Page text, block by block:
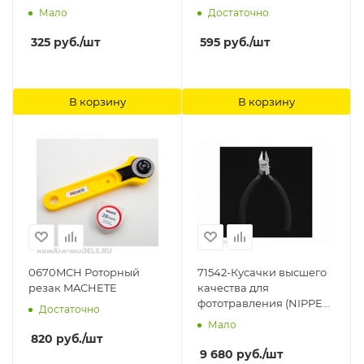
Лезвием MACHETE
Мало
325 руб./шт
В корзину
Достаточно
595 руб./шт
В корзину
0670MCH Роторный
резак MACHETE
Достаточно
820 руб./шт
71542-Кусачки высшего
качества для
фототравления (NIPPER
FOR PHOTOETCHED
Мало
9 680 руб./шт